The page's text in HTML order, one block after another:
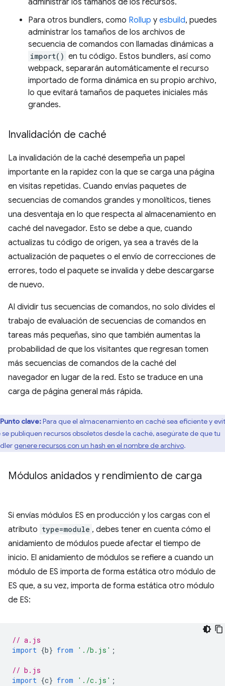
administrar los tamaños de los recursos.
Para otros bundlers, como Rollup y esbuild, puedes
administrar los tamaños de los archivos de
secuencia de comandos con llamadas dinámicas a
import() en tu código. Estos bundlers, así como
webpack, separarán automáticamente el recurso
importado de forma dinámica en su propio archivo,
lo que evitará tamaños de paquetes iniciales más
grandes.
Invalidación de caché
La invalidación de la caché desempeña un papel
importante en la rapidez con la que se carga una página
en visitas repetidas. Cuando envías paquetes de
secuencias de comandos grandes y monolíticos, tienes
una desventaja en lo que respecta al almacenamiento en
caché del navegador. Esto se debe a que, cuando
actualizas tu código de origen, ya sea a través de la
actualización de paquetes o el envío de correcciones de
errores, todo el paquete se invalida y debe descargarse
de nuevo.
Al dividir tus secuencias de comandos, no solo divides el
trabajo de evaluación de secuencias de comandos en
tareas más pequeñas, sino que también aumentas la
probabilidad de que los visitantes que regresan tomen
más secuencias de comandos de la caché del
navegador en lugar de la red. Esto se traduce en una
carga de página general más rápida.
Punto clave:Para que el almacenamiento en caché sea eficiente y
se publiquen recursos obsoletos desde la caché, asegúrate de que tu
genere recursos con un hash en el nombre de archivo.
Módulos anidados y rendimiento de carga
Si envías módulos ES en producción y los cargas con el
atributo type=module , debes tener en cuenta cómo el
anidamiento de módulos puede afectar el tiempo de
inicio. El anidamiento de módulos se refiere a cuando un
módulo de ES importa de forma estática otro módulo de
ES que, a su vez, importa de forma estática otro módulo
de ES:
// a.js
import {b} from './b.js' ;
// b.js
import {c} from './c.js' ;